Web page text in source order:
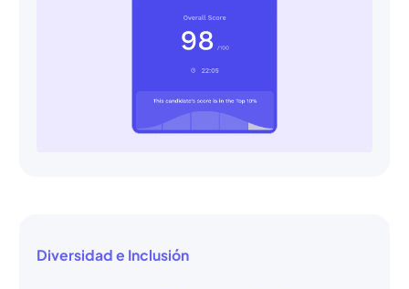
Diversidad e Inclusión